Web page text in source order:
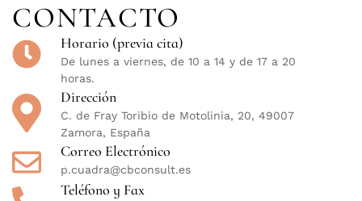
CONTACTO
Horario (previa cita)
De lunes a viernes, de 10 a 14 y de 17 a 20
horas.
Dirección
C. de Fray Toribio de Motolinia, 20, 49007
Zamora, España
Correo Electrónico
p.cuadra@cbconsult.es
Teléfono y Fax